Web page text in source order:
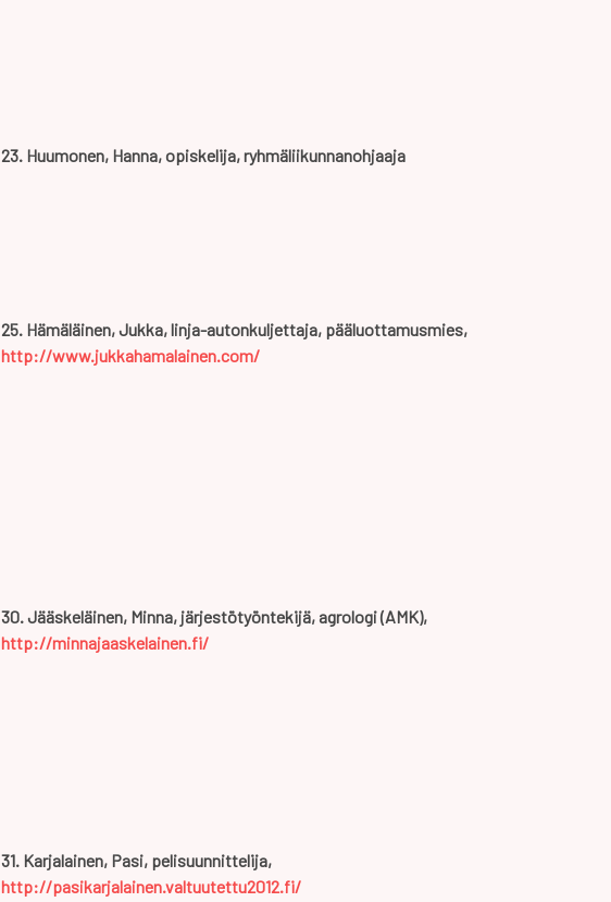
23. Huumonen, Hanna, opiskelija, ryhmäliikunnanohjaaja
25. Hämäläinen, Jukka, linja-autonkuljettaja, pääluottamusmies,
http://www.jukkahamalainen.com/
30. Jääskeläinen, Minna, järjestötyöntekijä, agrologi (AMK),
http://minnajaaskelainen.fi/
31. Karjalainen, Pasi, pelisuunnittelija,
http://pasikarjalainen.valtuutettu2012.fi/